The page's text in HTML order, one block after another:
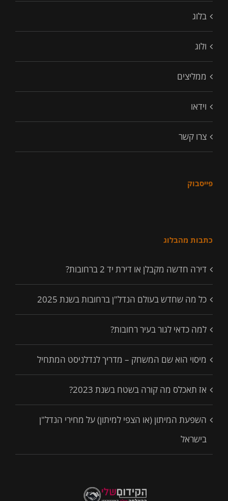
בלוג
ולוג
ממליצים
וידאו
צרו קשר
פייסבוק
כתבות מהבלוג
דירה חדשה מקבלן או דירת יד 2 ברחובות?
כל מה שחדש בעולם הנדל"ן ברחובות בשנת 2025
למה כדאי לגור בעיר רחובות?
מיסוי הוא שם המשחק – מדריך לנדלניסט המתחיל
אז תאכלס מה קורה בשטח בשנת 2023?
השפעת המיתון (או הצפי למיתון) על מחירי הנדל"ן
בישראל